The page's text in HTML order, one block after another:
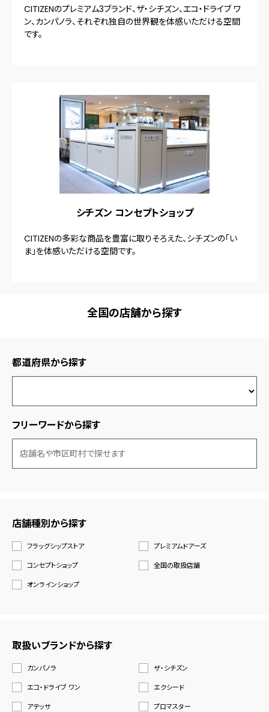
CITIZENのプレミアム3ブランド、ザ・シチズン、エコ・ドライブ ワ
ン、カンパノラ、それぞれ独自の世界観を体感いただける空間
です。
シチズン コンセプトショップ
CITIZENの多彩な商品を豊富に取りそろえた、シチズンの「い
ま」を体感いただける空間です。
全国の店舗から探す
都道府県から探す
フリーワードから探す
店舗種別から探す
フラッグシップストア
プレミアムドアーズ
コンセプトショップ
全国の取扱店舗
オンラインショップ
取扱いブランドから探す
カンパノラ
ザ・シチズン
エコ・ドライブ ワン
エクシード
アテッサ
プロマスター